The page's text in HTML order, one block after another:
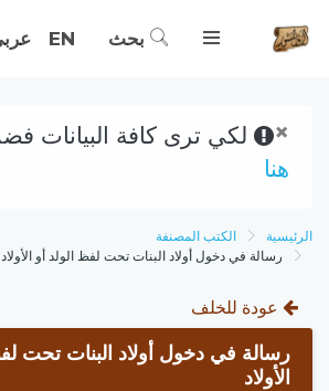
بحث EN
× لكي ترى كافة البيانات
هنا
الرئيسية
الكتب المصنفة
رسالة في دخول أولاد البنات تحت لفظ الولد أو الأولاد
عودة للخلف
رسالة في دخول أولاد البنات تحت
الأولاد